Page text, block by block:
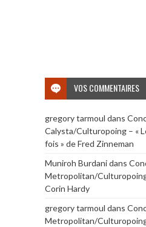
VOS COMMENTAIRES
gregory tarmoul dans
Calysta/Culturopoing – «
fois » de Fred Zinneman
Muniroh Burdanidans
Metropolitan/
Corin Hardy
gregory tarmoul dans
Metropolitan/